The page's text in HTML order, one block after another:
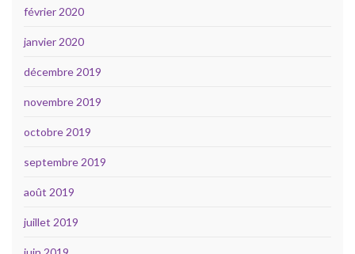
février 2020
janvier 2020
décembre 2019
novembre 2019
octobre 2019
septembre 2019
août 2019
juillet 2019